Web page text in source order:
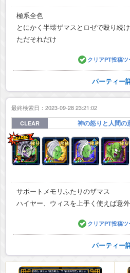
極系全色
とにかく半壊ザマスとロゼで殴り続
ただそれだけ
クリアPT投稿ツ
パーティー
最終検索日：2023-09-28 23:21:02
CLEAR 神の怒りと人間の
サポートメモリふたりのザマス
ハイヤー、ウィスを上手く使えば意
クリアPT投稿ツ
パーティー